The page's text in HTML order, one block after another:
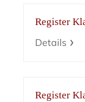
Register
Details
Register